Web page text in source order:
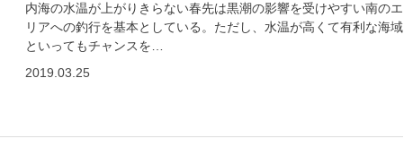
内海の水温が上がりきらない春先は黒潮の影響を受けやすい南のエ
リアへの釣行を基本としている。ただし、水温が高くて有利な海域
といってもチャンスを…
2019.03.25